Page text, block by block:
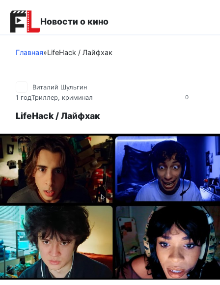
контенту
Новости о кино
Главная»LifeHack / Лайфхак
0
Виталий Шульгин
1 годТриллер, криминал
LifeHack / Лайфхак